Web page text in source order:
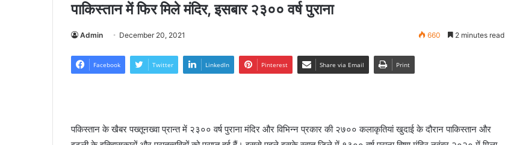
पाकिस्तान में फिर मिले मंदिर, इसबार २३०० वर्ष पुराना
Admin December 20, 2021 660 2 minutes read
Facebook Twitter LinkedIn Pinterest Share via Email Print
पकिस्तान के खैबर पख्तूनख्वा प्रान्त में २३०० वर्ष पुराना मंदिर और विभिन्न प्रकार की २७०० कलाकृतियां खुदाई के दौरान पाकिस्तान और